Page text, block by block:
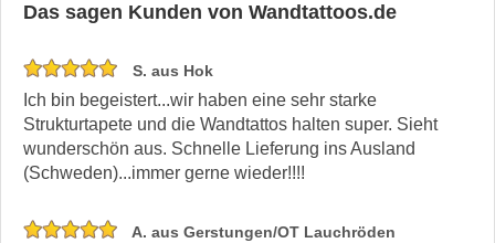
Das sagen Kunden von Wandtattoos.de
S. aus Hok
Ich bin begeistert...wir haben eine sehr starke
Strukturtapete und die Wandtattos halten super. Sieht
wunderschön aus. Schnelle Lieferung ins Ausland
(Schweden)...immer gerne wieder!!!!
A. aus Gerstungen/OT Lauchröden